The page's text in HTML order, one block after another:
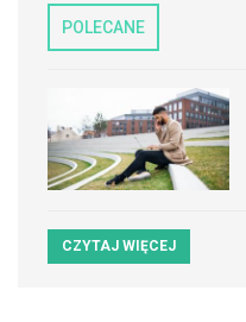
POLECANE
CZYTAJ WIĘCEJ